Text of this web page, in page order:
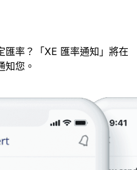
匯率？「XE 匯率通知」將在
知您。